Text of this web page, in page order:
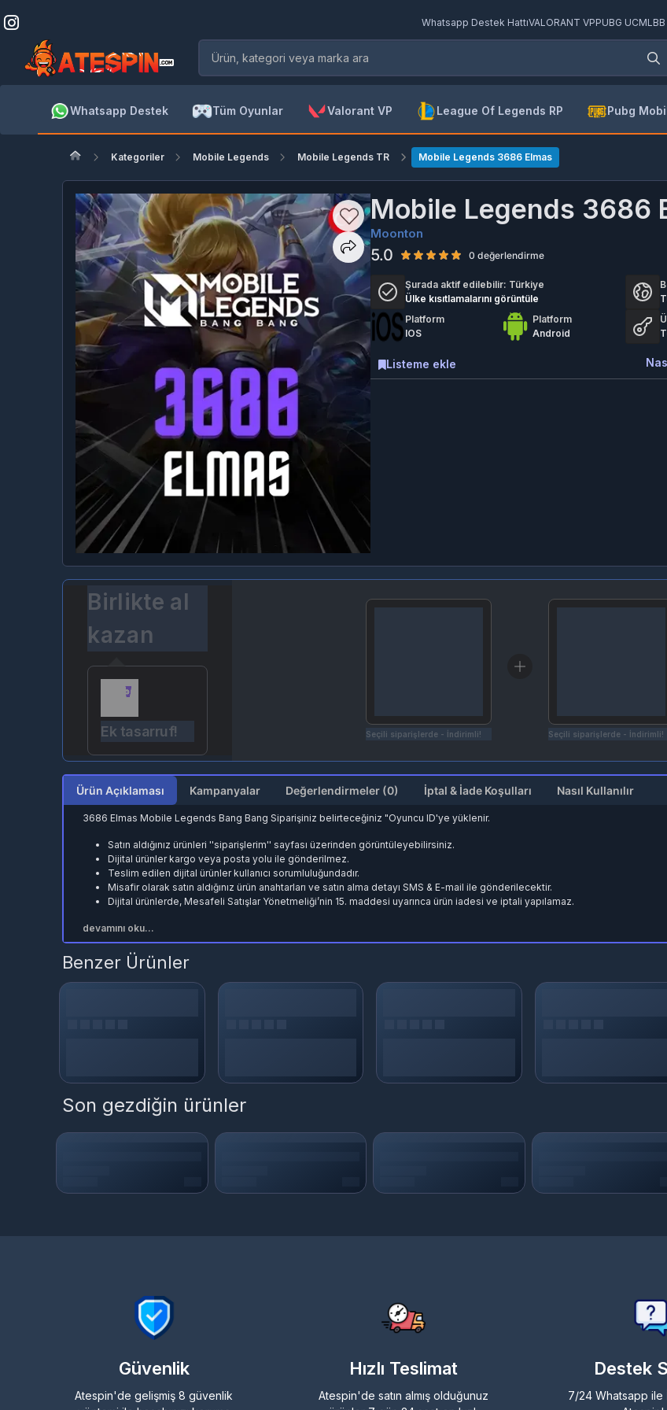
Whatsapp Destek HattıVALORANT VPPUBG UC
Whatsapp Destek Tüm Oyunlar Valorant VP League Of Legends RP Pubg
Kategoriler Mobile Legends Mobile Legends TR Mobile Legends 3686 Elmas
Mobile Legends 3686
Moonton
5.0 0 değerlendirme
Şurada aktif edilebilir: Türkiye
Ülke kısıtlamalarını görüntüle
Platform
IOS
Platform
Android
Listeme ekle
Birlikte al
kazan
Ek tasarruf! Seçili siparişlerde - İndirimli! Seçili siparişlerde - İndirimli!
Ürün Açıklaması Kampanyalar Değerlendirmeler (0) İptal & İade Koşulları Nasıl Kullanılır
3686 Elmas Mobile Legends Bang Bang Siparişiniz belirteceğiniz "Oyuncu ID'ye yüklenir.
Satın aldığınız ürünleri ''siparişlerim'' sayfası üzerinden görüntüleyebilirsiniz.
Dijital ürünler kargo veya posta yolu ile gönderilmez.
Teslim edilen dijital ürünler kullanıcı sorumluluğundadır.
Misafir olarak satın aldığınız ürün anahtarları ve satın alma detayı SMS & E-mail ile gönderilecektir.
Dijital ürünlerde, Mesafeli Satışlar Yönetmeliği’nin 15. maddesi uyarınca ürün iadesi ve iptali yapılamaz.
devamını oku...
Benzer Ürünler
Son gezdiğin ürünler
Güvenlik
Atespin'de gelişmiş 8 güvenlik
Hızlı Teslimat
Atespin'de satın almış olduğunuz
Destek
7/24 Whatsapp ile